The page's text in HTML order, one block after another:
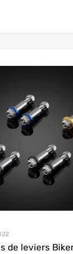
de leviers